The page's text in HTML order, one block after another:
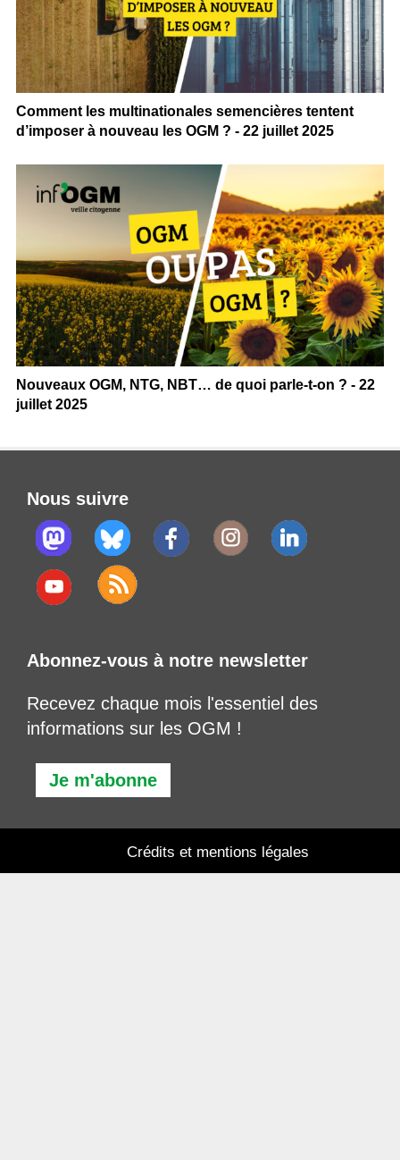
Comment les multinationales semencières tentent
d’imposer à nouveau les OGM ? - 22 juillet 2025
Nouveaux OGM, NTG, NBT… de quoi parle-t-on ? - 22
juillet 2025
Nous suivre
Abonnez-vous à notre newsletter
Recevez chaque mois l'essentiel des
informations sur les OGM !
Je m'abonne
Crédits et mentions légales